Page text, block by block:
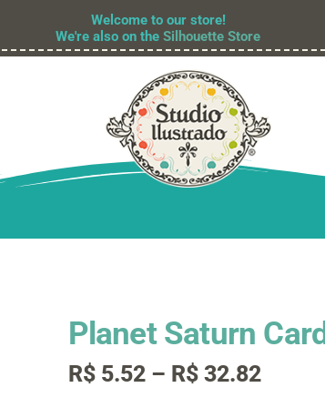
Welcome to our store!
We're also on theSilhouette Store
Planet Saturn Card
R$5.52 – R$32.82Faixa